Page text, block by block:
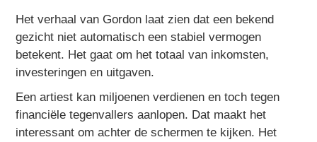
Het verhaal van Gordon laat zien dat een bekend
gezicht niet automatisch een stabiel vermogen
betekent. Het gaat om het totaal van inkomsten,
investeringen en uitgaven.
Een artiest kan miljoenen verdienen en toch tegen
financiële tegenvallers aanlopen. Dat maakt het
interessant om achter de schermen te kijken. Het